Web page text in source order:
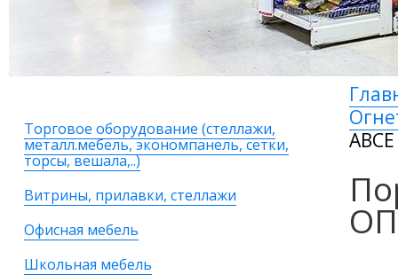
Торговое оборудование (стеллажи,
металл.мебель, экономпанель, сетки,
торсы, вешала,..)
Витрины, прилавки, стеллажи
Офисная мебель
Школьная мебель